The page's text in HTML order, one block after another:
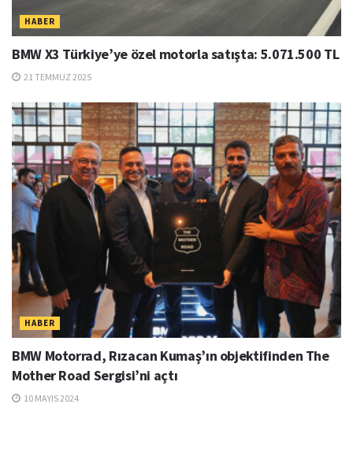
HABER
BMW X3 Türkiye’ye özel motorla satışta: 5.071.500 TL
21 TEMMUZ 2025
HABER
BMW Motorrad, Rızacan Kumaş’ın objektifinden The
Mother Road Sergisi’ni açtı
10 MAYIS 2024